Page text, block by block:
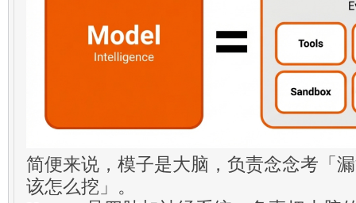
简便来说，模子是大脑，负责念念考「
该怎么挖」。